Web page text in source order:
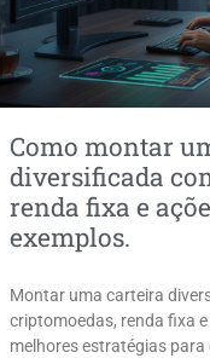
Como montar
diversificada
renda fixa e
exemplos.
Montar uma carteira
criptomoedas, renda fixa
melhores estratégias para